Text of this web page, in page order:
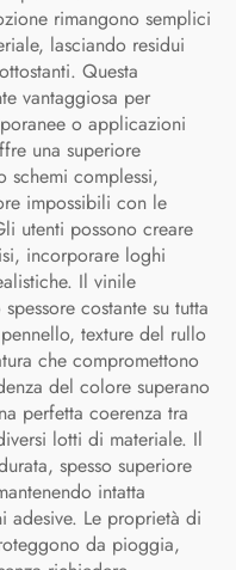
rimangono semplici
lasciando residui
Questa
vantaggiosa per
o applicazioni
una superiore
schemi complessi,
impossibili con le
utenti possono creare
incorporare loghi
Il vinile
costante su tutta
texture del rullo
che compromettono
del colore superano
perfetta coerenza tra
lotti di materiale. Il
spesso superiore
intatta
adesive. Le proprietà di
da pioggia,